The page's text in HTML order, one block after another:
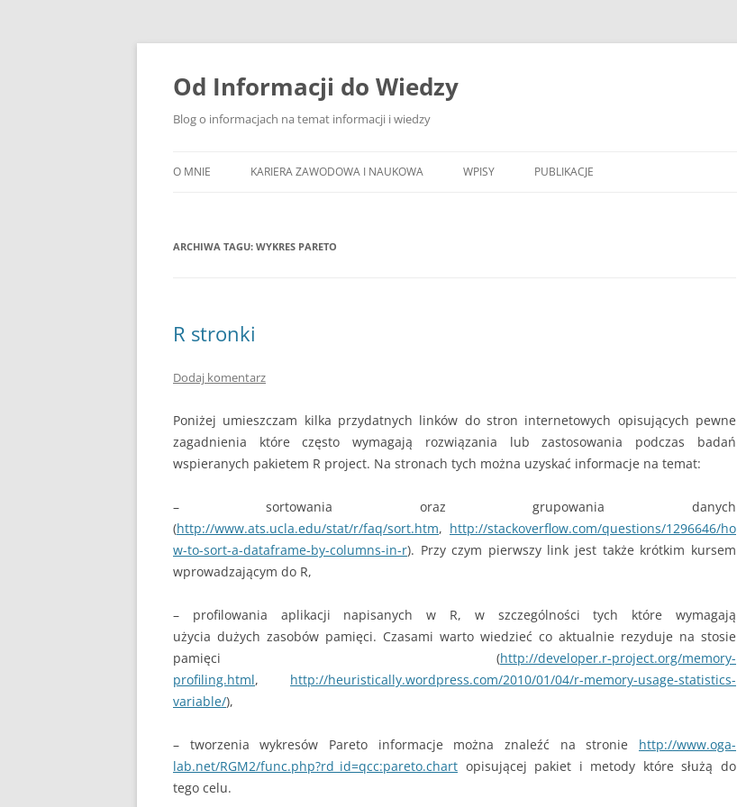
Przejdź
treści
Od Informacji do Wiedzy
Blog o informacjach na temat informacji i wiedzy
O MNIE KARIERA ZAWODOWA I NAUKOWA WPISY PUBLIKACJE
ARCHIWA TAGU: WYKRES PARETO
R stronki
Dodaj komentarz
Poniżej umieszczam kilka przydatnych linków do stron internetowych opisujących pewne
zagadnienia które często wymagają rozwiązania lub zastosowania podczas badań
wspieranych pakietem R project. Na stronach tych można uzyskać informacje na temat:
– sortowania oraz grupowania danych
(http://www.ats.ucla.edu/stat/r/faq/sort.htm, http://stackoverflow.com/questions/1296646/ho
w-to-sort-a-dataframe-by-columns-in-r). Przy czym pierwszy link jest także krótkim kursem
wprowadzającym do R,
– profilowania aplikacji napisanych w R, w szczególności tych które wymagają
użycia dużych zasobów pamięci. Czasami warto wiedzieć co aktualnie rezyduje na stosie
pamięci (http://developer.r-project.org/memory-
profiling.html, http://heuristically.wordpress.com/2010/01/04/r-memory-usage-statistics-
variable/),
– tworzenia wykresów Pareto informacje można znaleźć na stronie http://www.oga-
lab.net/RGM2/func.php?rd_id=qcc:pareto.chart opisującej pakiet i metody które służą do
tego celu.